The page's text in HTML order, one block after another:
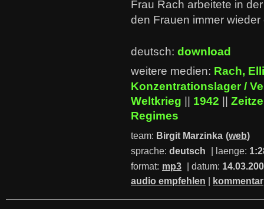
Frau Rach arbeitete in
den Frauen immer
deutsch: download
weitere medien: Rach, Elli
Konzentrationslager /
Weltkrieg
1942
Regimes
team: Birgit Marzinka (web)
sprache: deutsch | laenge:
format: mp3 | datum:
audio empfehlen
kommentar